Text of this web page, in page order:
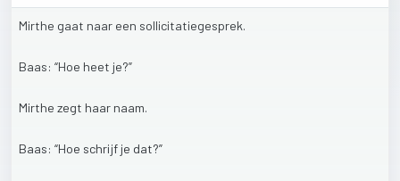
Mirthe gaat naar een sollicitatiegesprek.
Baas: “Hoe heet je?”
Mirthe zegt haar naam.
Baas: “Hoe schrijf je dat?”